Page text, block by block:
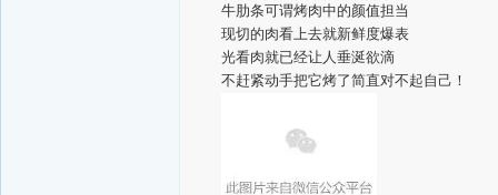
牛肋条可谓烤肉中的颜值担当
现切的肉看上去就新鲜度爆表
光看肉就已经让人垂涎欲滴
不赶紧动手把它烤了简直对不起自己！